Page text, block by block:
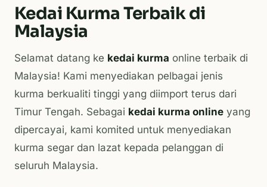
Kedai Kurma Terbaik di
Malaysia
Selamat datang ke kedai kurma online terbaik di
Malaysia! Kami menyediakan pelbagai jenis
kurma berkualiti tinggi yang diimport terus dari
Timur Tengah. Sebagai kedai kurma online yang
dipercayai, kami komited untuk menyediakan
kurma segar dan lazat kepada pelanggan di
seluruh Malaysia.